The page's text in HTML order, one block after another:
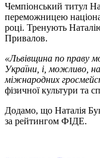
Чемпіонський титул
переможницею
році. Тренують
Привалов.
«Львівщина по праву
України, і, можливо,
міжнародних
фізичної культури та
Додамо, що Наталія
за рейтингом ФІДЕ.